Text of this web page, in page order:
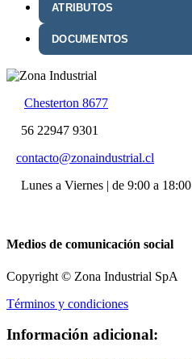
ATRIBUTOS
DOCUMENTOS
Chesterton 8677
56 22947 9301
contacto@zonaindustrial.cl
Lunes a Viernes | de 9:00 a 18:00
Medios de comunicación social
Copyright © Zona Industrial SpA
Términos y condiciones
Información adicional: